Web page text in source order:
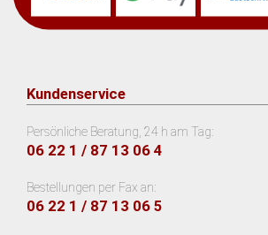
Kundenservice
Persönliche Beratung, 24 h am Tag:
06 22 1 / 87 13 06 4
Bestellungen per Fax an:
06 22 1 / 87 13 06 5